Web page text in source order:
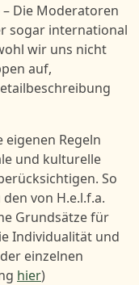
Die Moderatoren
sogar international
wir uns nicht
auf,
eigenen Regeln
und kulturelle
So
von H.e.l.f.a.
Grundsätze für
Individualität und
einzelnen
hier)